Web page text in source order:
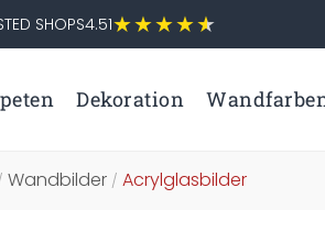
SHOPS4.51
Dekoration
Wandbilder/ Acrylglasbilder